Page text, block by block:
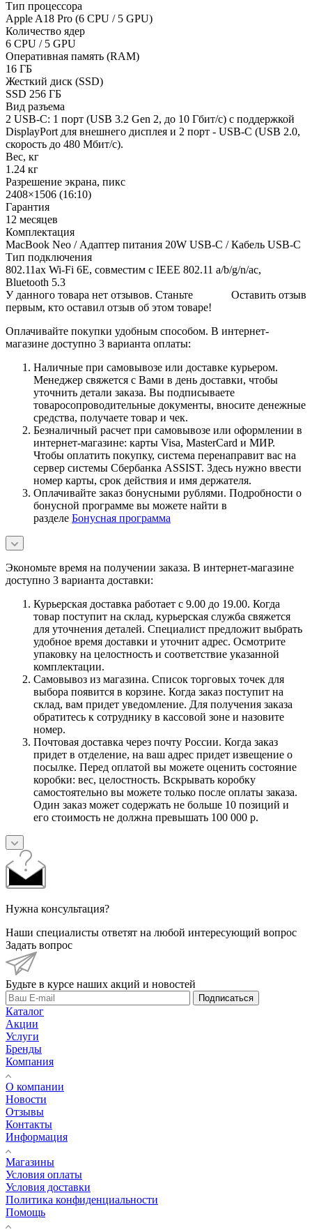
Тип процессора
Apple A18 Pro (6 CPU / 5 GPU)
Количество ядер
6 CPU / 5 GPU
Оперативная память (RAM)
16 ГБ
Жесткий диск (SSD)
SSD 256 ГБ
Вид разъема
2 USB-C: 1 порт (USB 3.2 Gen 2, до 10 Гбит/с) с поддержкой
DisplayPort для внешнего дисплея и 2 порт - USB-C (USB 2.0,
скорость до 480 Мбит/с).
Вес, кг
1.24 кг
Разрешение экрана, пикс
2408×1506 (16:10)
Гарантия
12 месяцев
Комплектация
MacBook Neo / Адаптер питания 20W USB‑C / Кабель USB-C
Тип подключения
802.11ax Wi-Fi 6E, совместим с IEEE 802.11 a/b/g/n/ac,
Bluetooth 5.3
Оставить отзыв
У данного товара нет отзывов. Станьте
первым, кто оставил отзыв об этом товаре!
Оплачивайте покупки удобным способом. В интернет-
магазине доступно 3 варианта оплаты:
Наличные при самовывозе или доставке курьером.
Менеджер свяжется с Вами в день доставки, чтобы
уточнить детали заказа. Вы подписываете
товаросопроводительные документы, вносите денежные
средства, получаете товар и чек.
Безналичный расчет при самовывозе или оформлении в
интернет-магазине: карты Visa, MasterCard и МИР.
Чтобы оплатить покупку, система перенаправит вас на
сервер системы Сбербанка ASSIST. Здесь нужно ввести
номер карты, срок действия и имя держателя.
Оплачивайте заказ бонусными рублями. Подробности о
бонусной программе вы можете найти в
разделе Бонусная программа
Экономьте время на получении заказа. В интернет-магазине
доступно 3 варианта доставки:
Курьерская доставка работает с 9.00 до 19.00. Когда
товар поступит на склад, курьерская служба свяжется
для уточнения деталей. Специалист предложит выбрать
удобное время доставки и уточнит адрес. Осмотрите
упаковку на целостность и соответствие указанной
комплектации.
Самовывоз из магазина. Список торговых точек для
выбора появится в корзине. Когда заказ поступит на
склад, вам придет уведомление. Для получения заказа
обратитесь к сотруднику в кассовой зоне и назовите
номер.
Почтовая доставка через почту России. Когда заказ
придет в отделение, на ваш адрес придет извещение о
посылке. Перед оплатой вы можете оценить состояние
коробки: вес, целостность. Вскрывать коробку
самостоятельно вы можете только после оплаты заказа.
Один заказ может содержать не больше 10 позиций и
его стоимость не должна превышать 100 000 р.
Нужна консультация?
Наши специалисты ответят на любой интересующий вопрос
Задать вопрос
Будьте в курсе наших акций и новостей
Подписаться
Каталог
Акции
Услуги
Бренды
Компания
О компании
Новости
Отзывы
Контакты
Информация
Магазины
Условия оплаты
Условия доставки
Политика конфиденциальности
Помощь